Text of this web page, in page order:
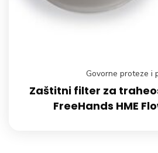
Govorne proteze i
Zaštitni filter za
FreeHands HME